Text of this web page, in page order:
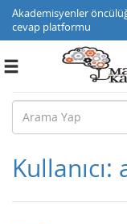
Akademisyenler
cevap platformu
Toggle